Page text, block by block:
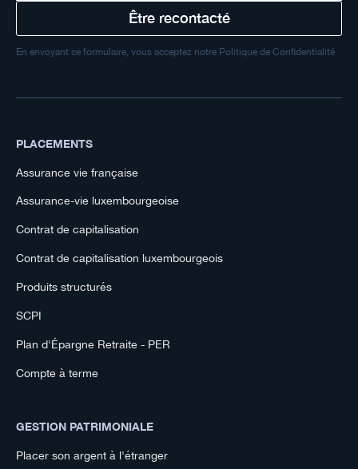
En envoyant ce formulaire, vous acceptez notre Politique de Confidentialité
PLACEMENTS
Assurance vie française
Assurance-vie luxembourgeoise
Contrat de capitalisation
Contrat de capitalisation luxembourgeois
Produits structurés
SCPI
Plan d'Épargne Retraite - PER
Compte à terme
GESTION PATRIMONIALE
Placer son argent à l'étranger